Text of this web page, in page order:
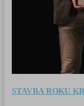
STAVBA ROKU